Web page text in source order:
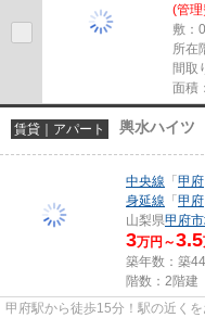
(管
敷：
所在
間取
面積
賃貸｜アパート 輿水ハイツ
中央線 「 甲府
身延線 「 甲府
山梨県甲府市
3万円～3.5
築年数：築
階数：2階建
甲府駅から徒歩15分！駅の近く